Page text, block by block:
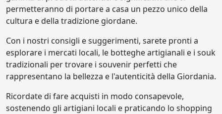
permetteranno di portare a casa un pezzo unico della
cultura e della tradizione giordane.
Con i nostri consigli e suggerimenti, sarete pronti a
esplorare i mercati locali, le botteghe artigianali e i souk
tradizionali per trovare i souvenir perfetti che
rappresentano la bellezza e l'autenticità della Giordania.
Ricordate di fare acquisti in modo consapevole,
sostenendo gli artigiani locali e praticando lo shopping